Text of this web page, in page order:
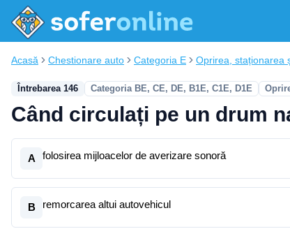
Acasă Chestionare auto Categoria E Oprirea, staționarea
Întrebarea 146 Categoria BE, CE, DE, B1E, C1E, D1E
Când circulați pe un drum
A folosirea mijloacelor de averizare sonoră
B remorcarea altui autovehicul